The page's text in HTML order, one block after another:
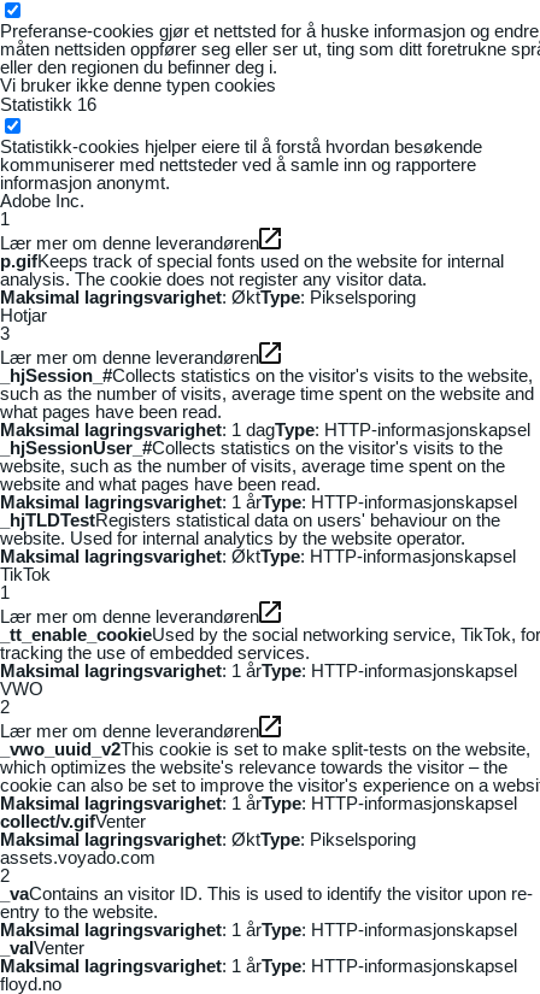
Preferanse-cookies gjør et nettsted for å huske informasjon og
måten nettsiden oppfører seg eller ser ut, ting som ditt foretrukne
eller den regionen du befinner deg i.
Vi bruker ikke denne typen cookies
Statistikk 16
Statistikk-cookies hjelper eiere til å forstå hvordan besøkende
kommuniserer med nettsteder ved å samle inn og rapportere
informasjon anonymt.
Adobe Inc.
1
Lær mer om denne leverandøren
p.gifKeeps track of special fonts used on the website for internal
analysis. The cookie does not register any visitor data.
Maksimal lagringsvarighet: ØktType: Pikselsporing
Hotjar
3
Lær mer om denne leverandøren
_hjSession_#Collects statistics on the visitor's visits to the website,
such as the number of visits, average time spent on the website and
what pages have been read.
Maksimal lagringsvarighet: 1 dagType: HTTP-informasjonskapsel
_hjSessionUser_#Collects statistics on the visitor's visits to the
website, such as the number of visits, average time spent on the
website and what pages have been read.
Maksimal lagringsvarighet: 1 årType: HTTP-informasjonskapsel
_hjTLDTestRegisters statistical data on users' behaviour on the
website. Used for internal analytics by the website operator.
Maksimal lagringsvarighet: ØktType: HTTP-informasjonskapsel
TikTok
1
Lær mer om denne leverandøren
_tt_enable_cookieUsed by the social networking service, TikTok, for
tracking the use of embedded services.
Maksimal lagringsvarighet: 1 årType: HTTP-informasjonskapsel
VWO
2
Lær mer om denne leverandøren
_vwo_uuid_v2This cookie is set to make split-tests on the website,
which optimizes the website's relevance towards the visitor – the
cookie can also be set to improve the visitor's experience on a
Maksimal lagringsvarighet: 1 årType: HTTP-informasjonskapsel
collect/v.gifVenter
Maksimal lagringsvarighet: ØktType: Pikselsporing
assets.voyado.com
2
_vaContains an visitor ID. This is used to identify the visitor upon re-
entry to the website.
Maksimal lagringsvarighet: 1 årType: HTTP-informasjonskapsel
_vaIVenter
Maksimal lagringsvarighet: 1 årType: HTTP-informasjonskapsel
floyd.no